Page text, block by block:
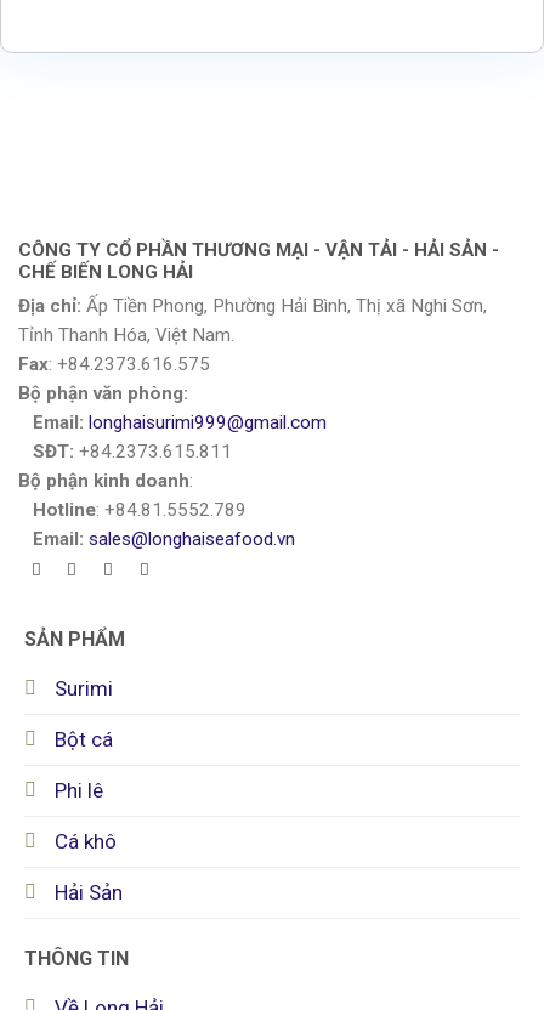
CÔNG TY CỔ PHẦN THƯƠNG MẠI - VẬN TẢI - HẢI SẢN -
CHẾ BIẾN LONG HẢI
Địa chỉ: Ấp Tiền Phong, Phường Hải Bình, Thị xã Nghi Sơn,
Tỉnh Thanh Hóa, Việt Nam.
Fax: +84.2373.616.575
Bộ phận văn phòng:
Email: longhaisurimi999@gmail.com
SĐT: +84.2373.615.811
Bộ phận kinh doanh:
Hotline: +84.81.5552.789
Email: sales@longhaiseafood.vn
SẢN PHẨM
Surimi
Bột cá
Phi lê
Cá khô
Hải Sản
THÔNG TIN